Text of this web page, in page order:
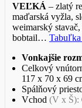
VEĽKÁ – zlatý
maďarská vyžla,
weimarský
bobtail…
Vonkajšie
Celkový
117 x 70 x 69
Spálňový
Vchod (V x Š):